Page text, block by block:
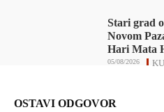
Stari grad
Novom
Hari Mata
05/08/2026
OSTAVI ODGOVOR